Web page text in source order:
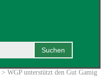
> WGP unterstützt den Gut Gamig